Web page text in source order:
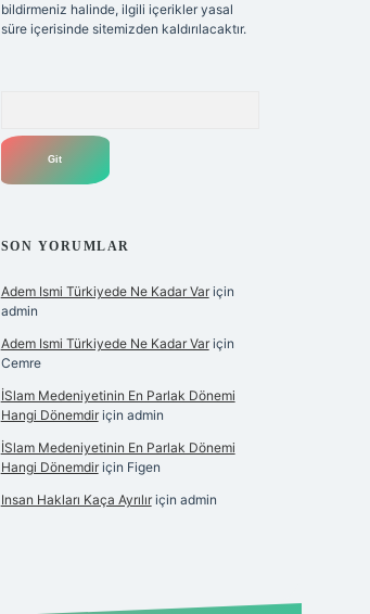
bildirmeniz halinde, ilgili içerikler yasal
süre içerisinde sitemizden kaldırılacaktır.
SON YORUMLAR
Adem Ismi Türkiyede Ne Kadar Variçin
admin
Adem Ismi Türkiyede Ne Kadar Variçin
Cemre
İSlam Medeniyetinin En Parlak Dönemi
Hangi Dönemdiriçin admin
İSlam Medeniyetinin En Parlak Dönemi
Hangi Dönemdiriçin Figen
Insan Hakları Kaça Ayrılıriçin admin